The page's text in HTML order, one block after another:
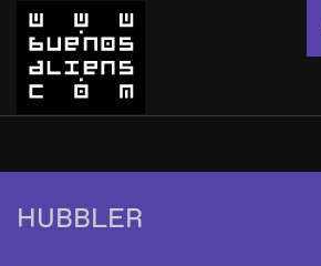
HUBBLER